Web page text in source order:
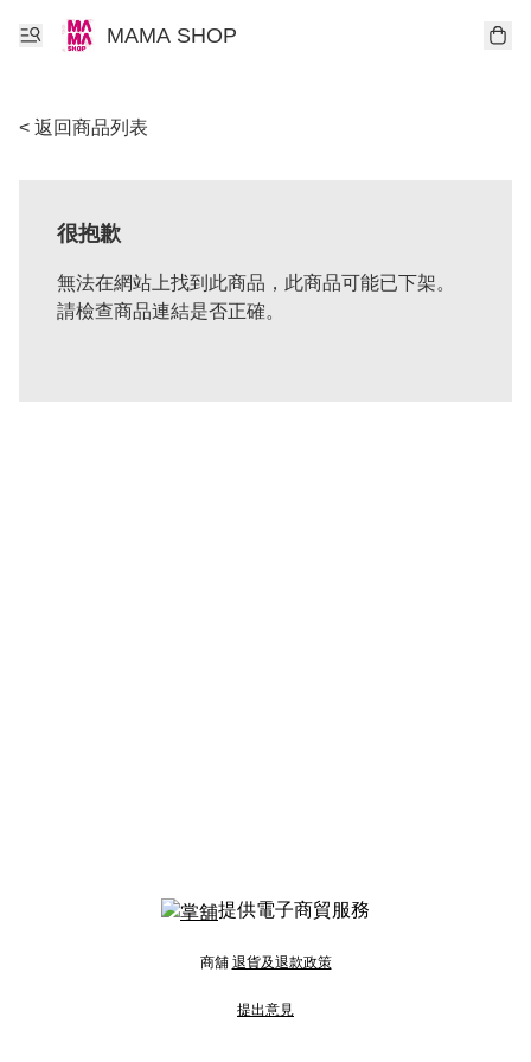
MAMA SHOP
< 返回商品列表
很抱歉
無法在網站上找到此商品，此商品可能已下架。
請檢查商品連結是否正確。
提供電子商貿服務
商舖 退貨及退款政策
提出意見